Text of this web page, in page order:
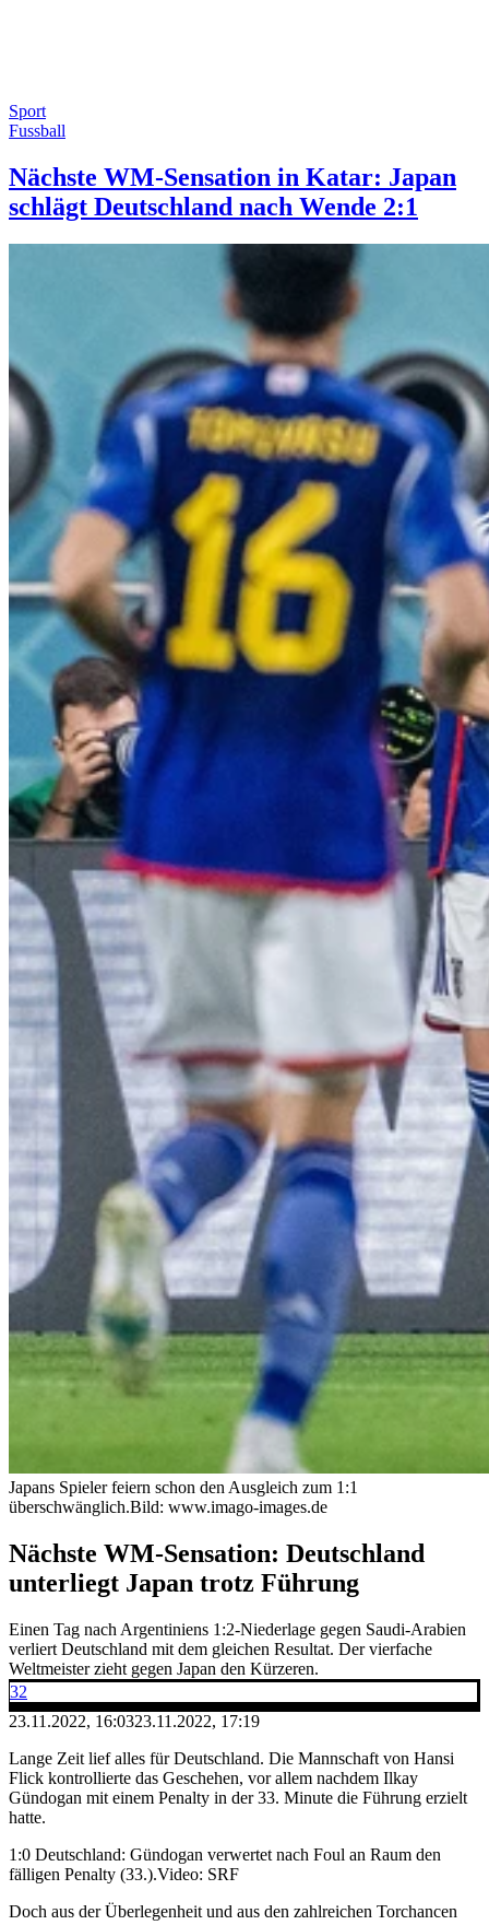
Sport
Fussball
Nächste WM-Sensation in Katar: Japan
schlägt Deutschland nach Wende 2:1
Japans Spieler feiern schon den Ausgleich zum 1:1
überschwänglich.Bild: www.imago-images.de
Nächste WM-Sensation: Deutschland
unterliegt Japan trotz Führung
Einen Tag nach Argentiniens 1:2-Niederlage gegen Saudi-Arabien
verliert Deutschland mit dem gleichen Resultat. Der vierfache
Weltmeister zieht gegen Japan den Kürzeren.
32
23.11.2022, 16:0323.11.2022, 17:19
Lange Zeit lief alles für Deutschland. Die Mannschaft von Hansi
Flick kontrollierte das Geschehen, vor allem nachdem Ilkay
Gündogan mit einem Penalty in der 33. Minute die Führung erzielt
hatte.
1:0 Deutschland: Gündogan verwertet nach Foul an Raum den
fälligen Penalty (33.).Video: SRF
Doch aus der Überlegenheit und aus den zahlreichen Torchancen